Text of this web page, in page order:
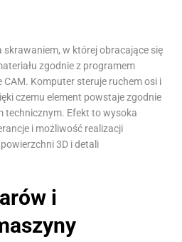
skrawaniem, w której obracające się
zgodnie z programem
Komputer steruje ruchem osi i
czemu element powstaje zgodnie
technicznym. Efekt to wysoka
i możliwość realizacji
3D i detali
i